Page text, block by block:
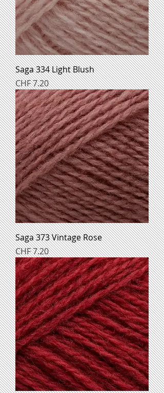
Saga 334 Light Blush
Preis
CHF 7.20
Saga 373 Vintage Rose
Preis
CHF 7.20